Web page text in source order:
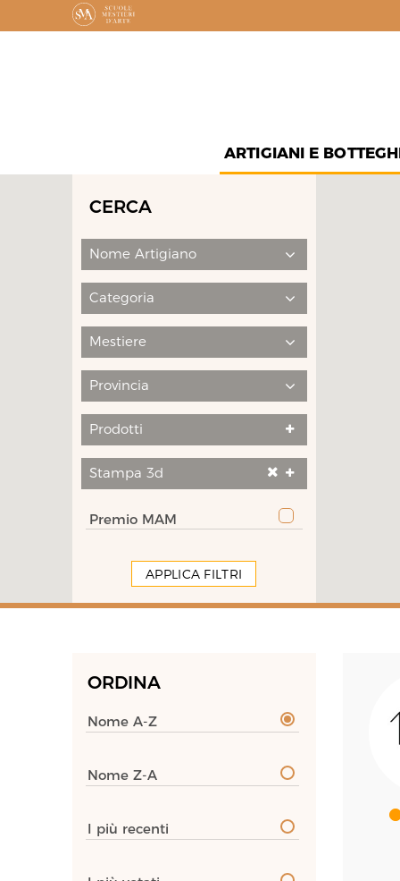
ARTIGIANI E
CERCA
Nome Artigiano
Categoria
Mestiere
Provincia
Prodotti
Stampa 3d
Premio MAM
APPLICA FILTRI
ORDINA
Nome A-Z
Nome Z-A
I più recenti